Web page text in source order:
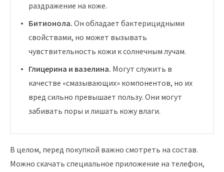
раздражение на коже.
Битионола. Он обладает бактерицидными
свойствами, но может вызывать
чувствительность кожи к солнечным лучам.
Глицерина и вазелина. Могут служить в
качестве «смазывающих» компонентов, но их
вред сильно превышает пользу. Они могут
забивать поры и лишать кожу влаги.
В целом, перед покупкой важно смотреть на состав.
Можно скачать специальное приложение на телефон,